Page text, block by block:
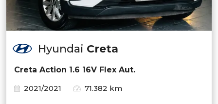
Hyundai Creta
Creta Action 1.6 16V Flex Aut.
2021/2021
71.382 km